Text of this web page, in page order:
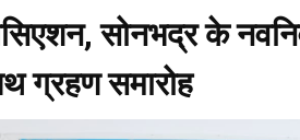
सोनभद्र के
ग्रहण समारोह